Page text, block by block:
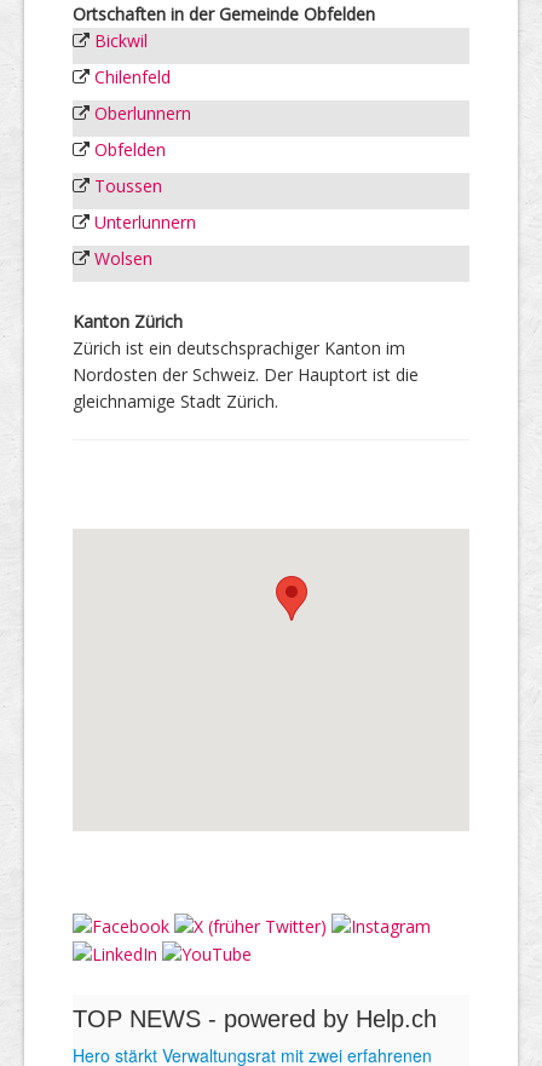
Ortschaften in der Gemeinde Obfelden
Bickwil
Chilenfeld
Oberlunnern
Obfelden
Toussen
Unterlunnern
Wolsen
Kanton Zürich
Zürich ist ein deutschsprachiger Kanton im
Nordosten der Schweiz. Der Hauptort ist die
gleichnamige Stadt Zürich.